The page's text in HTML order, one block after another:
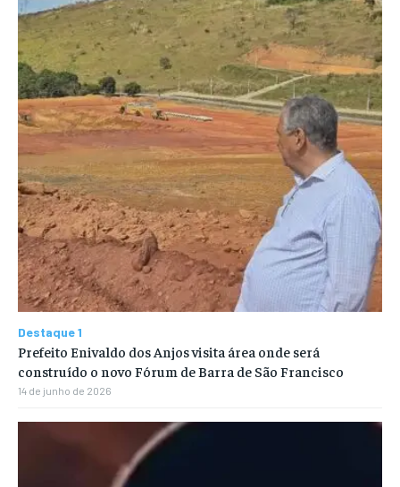
Destaque 1
Prefeito Enivaldo dos Anjos visita área onde será
construído o novo Fórum de Barra de São Francisco
14 de junho de 2026